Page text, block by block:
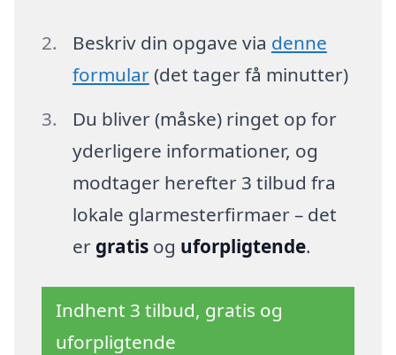
Beskriv din opgave via denne
formular(det tager få minutter)
Du bliver (måske) ringet op for
yderligere informationer, og
modtager herefter 3 tilbud fra
lokale glarmesterfirmaer – det
er gratisog uforpligtende.
Indhent 3 tilbud, gratis og
uforpligtende